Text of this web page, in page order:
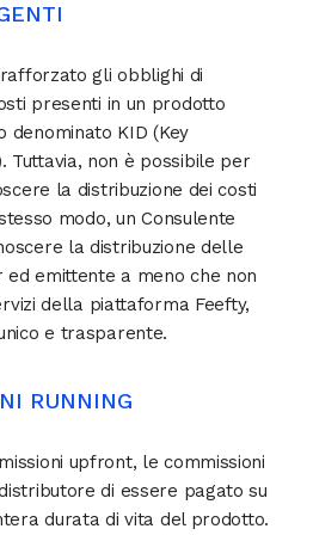
gli obblighi di
presenti in un prodotto
denominato KID (Key
Tuttavia, non è possibile per
la distribuzione dei costi
modo, un Consulente
la distribuzione delle
emittente a meno che non
della piattaforma Feefty,
e trasparente.
RUNNING
upfront, le commissioni
di essere pagato su
durata di vita del prodotto.